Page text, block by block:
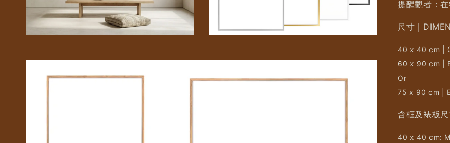
提醒觀者：
尺寸｜
40 x 40 cm |
60 x 90 cm |
Or
75 x 90 cm |
含框及裱板
40 x 40 cm: